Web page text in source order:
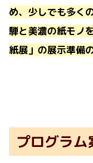
め、少しでも多く
騨と美濃の紙モノ
紙展」の展示準備
プログラ